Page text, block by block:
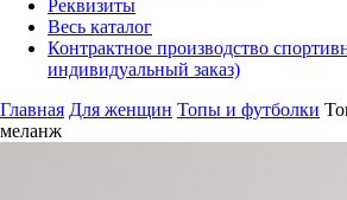
Реквизиты
Весь каталог
Контрактное производство
индивидуальный заказ)
Главная Для женщин Топы и футболки
меланж